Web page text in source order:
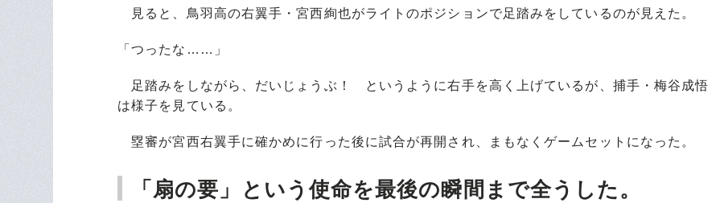
見ると、鳥羽高の右翼手・宮西絢也がライトのポジションで足踏みをしているのが見えた。
「つったな……」
足踏みをしながら、だいじょうぶ！ というように右手を高く上げているが、捕手・梅谷成悟
は様子を見ている。
塁審が宮西右翼手に確かめに行った後に試合が再開され、まもなくゲームセットになった。
「扇の要」という使命を最後の瞬間まで全うした。